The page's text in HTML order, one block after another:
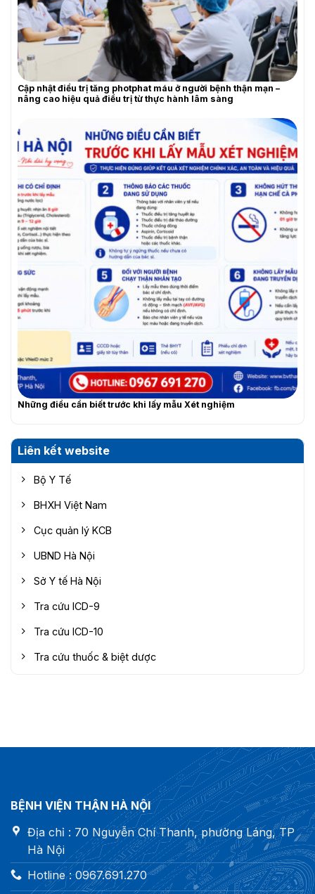
YÊU CẦU BÁO GIÁ
Cập nhật điều trị tăng photphat máu ở người bệnh thận mạn –
nâng cao hiệu quả điều trị từ thực hành lâm sàng
Những điều cần biết trước khi lấy mẫu Xét nghiệm
Liên kết website
Bộ Y Tế
BHXH Việt Nam
Cục quản lý KCB
UBND Hà Nội
Sở Y tế Hà Nội
Tra cứu ICD-9
Tra cứu ICD-10
Tra cứu thuốc & biệt dược
BỆNH VIỆN THẬN HÀ NỘI
Địa chỉ : 70 Nguyễn Chí Thanh, phường Láng, TP
Hà Nội
Hotline : 0967.691.270